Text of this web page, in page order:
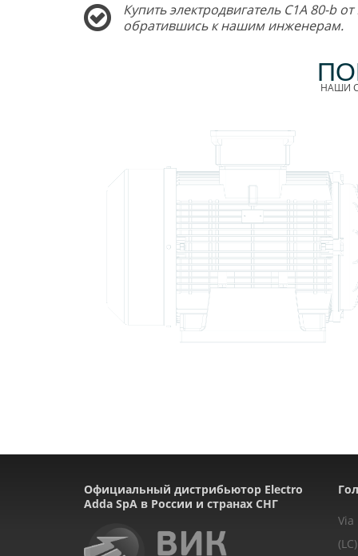
Купить электродвигатель C1A 80-b
обратившись к нашим инженерам.
НАШИ
Официальный дистрибьютор Electro
Adda SpA в России и странах СНГ
Via